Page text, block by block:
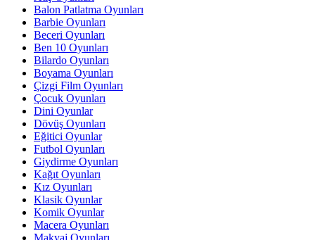
Balon Patlatma Oyunları
Barbie Oyunları
Beceri Oyunları
Ben 10 Oyunları
Bilardo Oyunları
Boyama Oyunları
Çizgi Film Oyunları
Çocuk Oyunları
Dini Oyunlar
Dövüş Oyunları
Eğitici Oyunlar
Futbol Oyunları
Giydirme Oyunları
Kağıt Oyunları
Kız Oyunları
Klasik Oyunlar
Komik Oyunlar
Macera Oyunları
Makyaj Oyunları